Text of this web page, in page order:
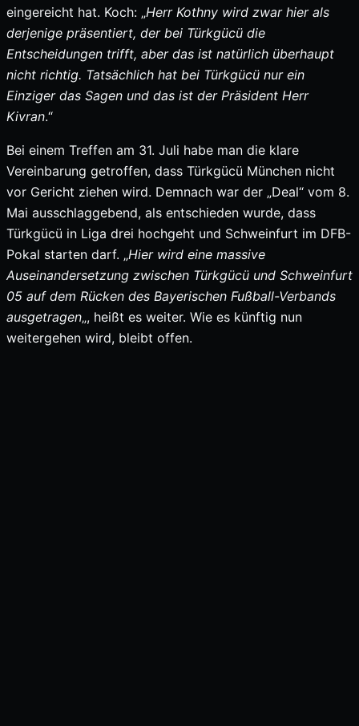
eingereicht hat. Koch: „Herr Kothny wird zwar hier als
derjenige präsentiert, der bei Türkgücü die
Entscheidungen trifft, aber das ist natürlich überhaupt
nicht richtig. Tatsächlich hat bei Türkgücü nur ein
Einziger das Sagen und das ist der Präsident Herr
Kivran.“
Bei einem Treffen am 31. Juli habe man die klare
Vereinbarung getroffen, dass Türkgücü München nicht
vor Gericht ziehen wird. Demnach war der „Deal“ vom 8.
Mai ausschlaggebend, als entschieden wurde, dass
Türkgücü in Liga drei hochgeht und Schweinfurt im DFB-
Pokal starten darf. „Hier wird eine massive
Auseinandersetzung zwischen Türkgücü und Schweinfurt
05 auf dem Rücken des Bayerischen Fußball-Verbands
ausgetragen„, heißt es weiter. Wie es künftig nun
weitergehen wird, bleibt offen.